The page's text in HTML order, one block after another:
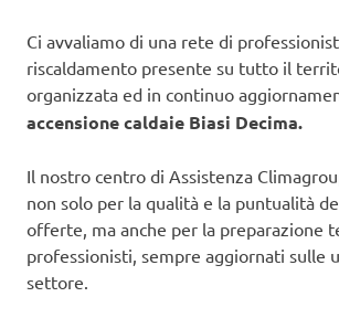
Ci avvaliamo di una rete di
riscaldamento presente su tutto il
organizzata ed in continuo
accensione caldaie Biasi Decima.
Il nostro centro di Assistenza
non solo per la qualità e la puntualità
offerte, ma anche per la preparazione
professionisti, sempre aggiornati sulle
settore.